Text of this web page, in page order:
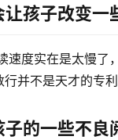
孩子改变一
速度实在是太慢了
并不是天才的专
的一些不良